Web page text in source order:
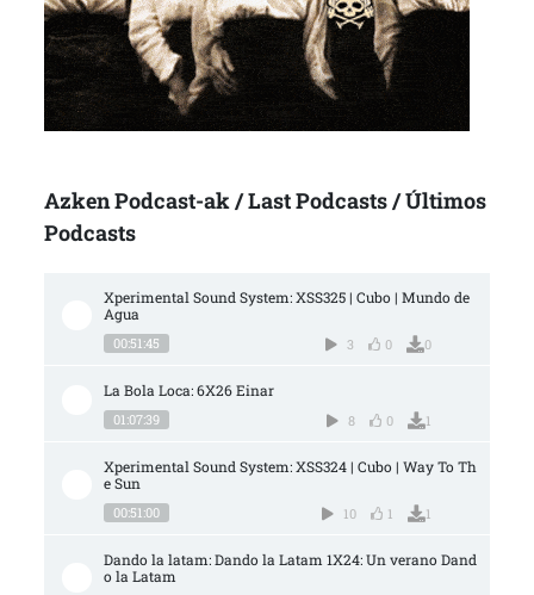
Azken Podcast-ak / Last Podcasts / Últimos
Podcasts
Xperimental Sound System: XSS325 | Cubo | Mundo de
Agua
00:51:45 3 0 0
La Bola Loca: 6X26 Einar
01:07:39 8 0 1
Xperimental Sound System: XSS324 | Cubo | Way To Th
e Sun
00:51:00 10 1 1
Dando la latam: Dando la Latam 1X24: Un verano Dand
o la Latam